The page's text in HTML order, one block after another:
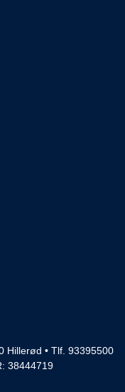
Hillerød • Tlf. 93395500
38444719